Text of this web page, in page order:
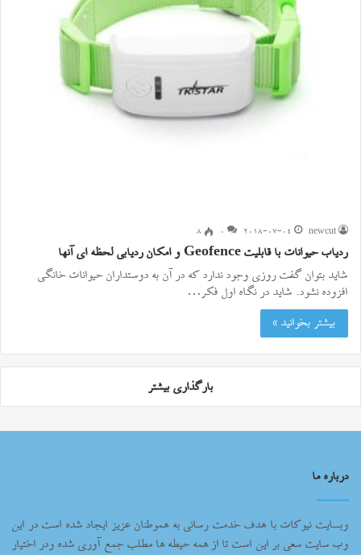
newcut
2018-07-04
0 ۸
ردیاب حیوانات با قابلیت Geofence و امکان ردیابی لحظه ای آنها
شاید بتوان گفت روزی وجود ندارد که در آن به دوستداران حیوانات خانگی
افزوده نشود. شاید در نگاه اول فکر…
بیشتر بخوانید »
بارگذاری بیشتر
درباره ما
وبسایت نیوکات با هدف خدمت رسانی به هموطنان عزیز ایجاد شده است در این
وب سایت سعی بر این است تا از همه حیطه ها مطلب جمع آوری شده ودر اختیار